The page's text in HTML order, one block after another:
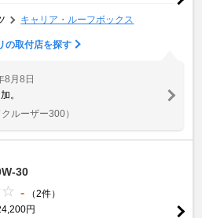
キャリア・ルーフボックス
の取付店を探す
8月8日
。
ルーザー300）
30
-
（2件）
円